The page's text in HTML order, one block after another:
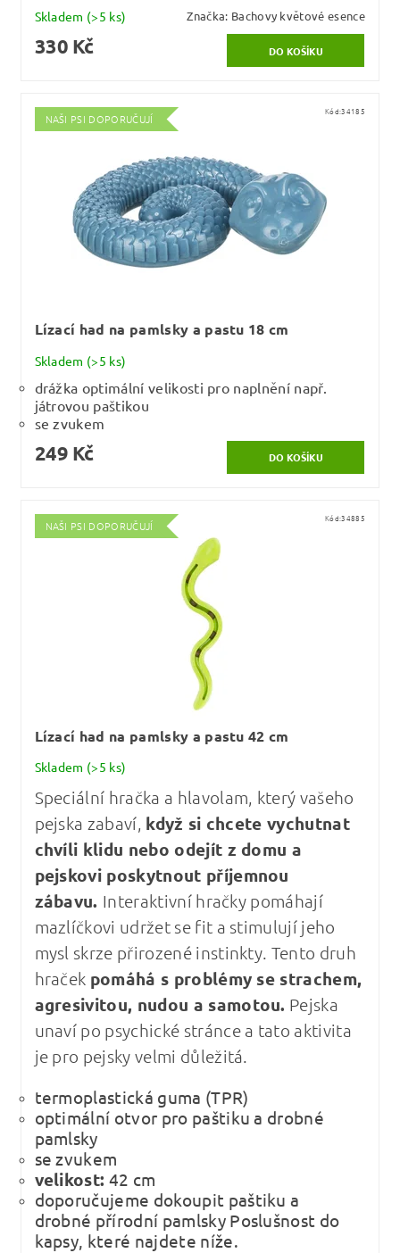
Skladem (>5 ks) Značka: Bachovy květové esence
330 Kč
NAŠI PSI DOPORUČUJÍ
Kód:34185
Lízací had na pamlsky a pastu 18 cm
Skladem (>5 ks)
drážka optimální velikosti pro naplnění např.
játrovou paštikou
se zvukem
249 Kč
NAŠI PSI DOPORUČUJÍ
Kód:34885
Lízací had na pamlsky a pastu 42 cm
Skladem (>5 ks)
Speciální hračka a hlavolam, který vašeho
pejska zabaví, když si chcete vychutnat
chvíli klidu nebo odejít z domu a
pejskovi poskytnout příjemnou
zábavu. Interaktivní hračky pomáhají
mazlíčkovi udržet se fit a stimulují jeho
mysl skrze přirozené instinkty. Tento druh
hraček pomáhá s problémy se strachem,
agresivitou, nudou a samotou. Pejska
unaví po psychické stránce a tato aktivita
je pro pejsky velmi důležitá.
termoplastická guma (TPR)
optimální otvor pro paštiku a drobné
pamlsky
se zvukem
velikost: 42 cm
doporučujeme dokoupit paštiku a
drobné přírodní pamlsky Poslušnost do
kapsy, které najdete níže.